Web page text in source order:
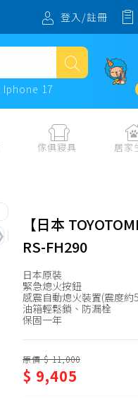
登入/註冊
Iphone 17
傢俱寢具
寢具
傢飾百貨
居家裝修
開運
園藝植栽
居家
餐廚
生活其他用
【日本
RS-FH290
日本原裝
緊急熄火按鈕
感震自動熄火裝置(震度約
油箱輕鬆鎖、防漏栓
保固一年
原價 $ 11,000
$ 9,405